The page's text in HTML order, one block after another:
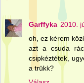
Garffyka 2010.
oh, ez kérem
azt a csuda
csipkéztétek,
a trükk?